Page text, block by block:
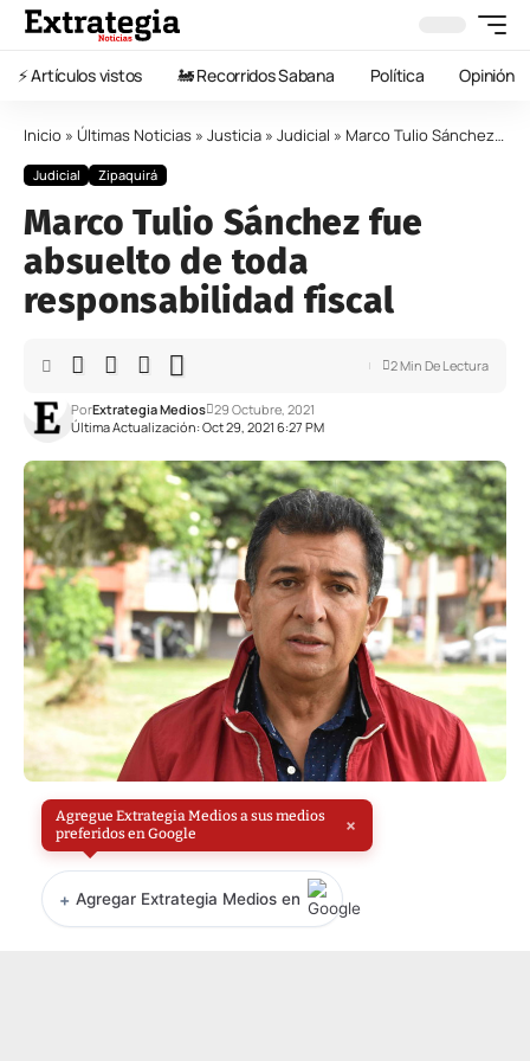
⚡️ Artículos vistos 🚂 Recorridos Sabana Política Opinión
Inicio » Últimas Noticias » Justicia » Judicial » Marco Tulio Sánchez fue absuelto de toda responsabilidad fiscal
Judicial Zipaquirá
Marco Tulio Sánchez fue
absuelto de toda
responsabilidad fiscal
Última Actualización: Oct 29, 2021 6:27 PM
PorExtrategia Medios 29 Octubre, 2021
2 Min De Lectura
Agregue Extrategia Medios a sus medios
preferidos en Google
×
+ Agregar Extrategia Medios en